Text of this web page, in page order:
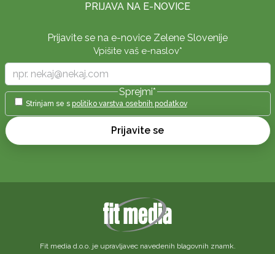
PRIJAVA NA E-NOVICE
Prijavite se na e-novice Zelene Slovenije
Vpišite vaš e-naslov*
Sprejmi*
Strinjam se s politiko varstva osebnih podatkov
Prijavite se
Fit media d.o.o. je upravljavec navedenih blagovnih znamk.